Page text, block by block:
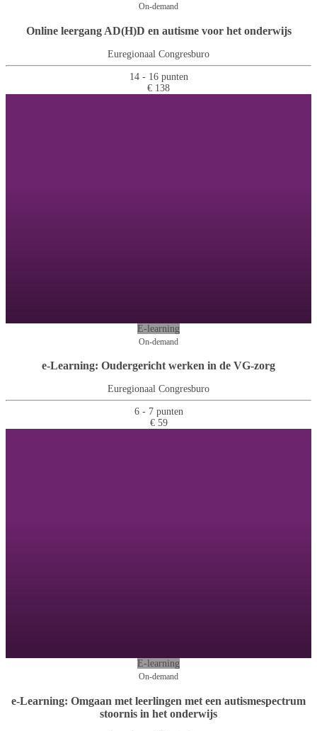
On-demand
Online leergang AD(H)D en autisme voor het onderwijs
Euregionaal Congresburo
14 - 16 punten
€ 138
E-learning
On-demand
e-Learning: Oudergericht werken in de VG-zorg
Euregionaal Congresburo
6 - 7 punten
€ 59
E-learning
On-demand
e-Learning: Omgaan met leerlingen met een autismespectrum
stoornis in het onderwijs